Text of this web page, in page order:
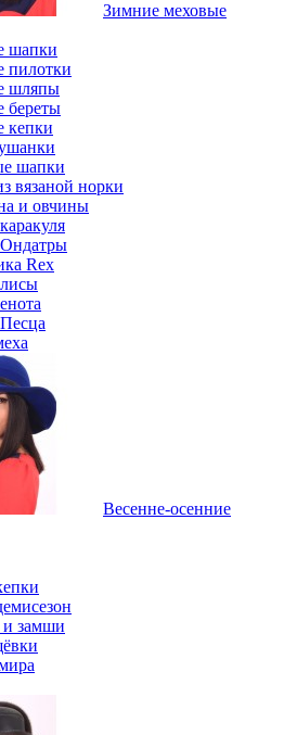
Зимние меховые
шапки
пилотки
шляпы
береты
кепки
шапки
вязаной норки
и овчины
Rex
Весенне-осенние
замши